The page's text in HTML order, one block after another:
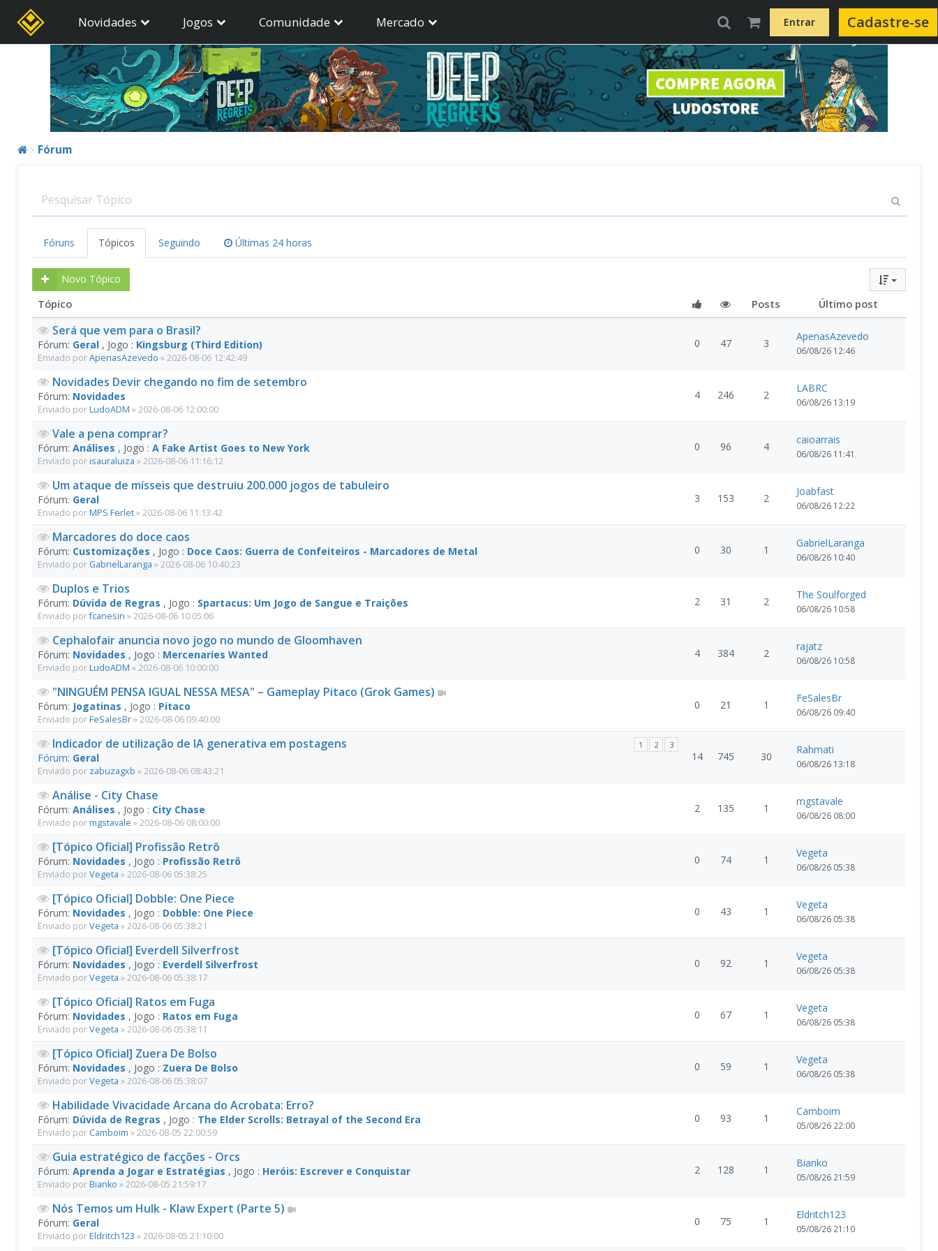
Novidades Jogos Comunidade Mercado Entrar Cadastre-se
Fórum
Fóruns Tópicos Seguindo Últimas 24 horas
Novo Tópico
Tópico Posts Último post
Será que vem para o Brasil?
Fórum: Geral , Jogo : Kingsburg (Third Edition)
Enviado porApenasAzevedo » 2026-08-06 12:42:49
0 47 3
ApenasAzevedo
06/08/26 12:46
Novidades Devir chegando no fim de setembro
Fórum: Novidades
Enviado porLudoADM » 2026-08-06 12:00:00
4 246 2
LABRC
06/08/26 13:19
Vale a pena comprar?
Fórum: Análises , Jogo : A Fake Artist Goes to New York
Enviado porisauraluiza » 2026-08-06 11:16:12
0 96 4
caioarrais
06/08/26 11:41
Um ataque de mísseis que destruiu 200.000 jogos de tabuleiro
Fórum: Geral
Enviado porMPS Ferlet» 2026-08-06 11:13:42
3 153 2
Joabfast
06/08/26 12:22
Marcadores do doce caos
Fórum: Customizações , Jogo : Doce Caos: Guerra de Confeiteiros - Marcadores de Metal
Enviado por GabrielLaranga » 2026-08-06 10:40:23
0 30 1
GabrielLaranga
06/08/26 10:40
Duplos e Trios
Fórum: Dúvida de Regras , Jogo : Spartacus: Um Jogo de Sangue e Traições
Enviado porfcanesin » 2026-08-06 10:05:06
2 31 2
The Soulforged
06/08/26 10:58
Cephalofair anuncia novo jogo no mundo de Gloomhaven
Fórum: Novidades , Jogo : Mercenaries Wanted
Enviado porLudoADM » 2026-08-06 10:00:00
4 384 2
rajatz
06/08/26 10:58
"NINGUÉM PENSA IGUAL NESSA MESA" – Gameplay Pitaco (Grok Games)
Fórum: Jogatinas , Jogo : Pitaco
Enviado porFeSalesBr» 2026-08-06 09:40:00
0 21 1
FeSalesBr
06/08/26 09:40
Indicador de utilização de IA generativa em postagens 1 2 3
Fórum: Geral
Enviado por zabuzagxb » 2026-08-06 08:43:21
14 745 30
Rahmati
06/08/26 13:18
Análise - City Chase
Fórum: Análises , Jogo : City Chase
Enviado pormgstavale » 2026-08-06 08:00:00
2 135 1
mgstavale
06/08/26 08:00
[Tópico Oficial] Profissão Retrô
Fórum: Novidades , Jogo : Profissão Retrô
Enviado porVegeta » 2026-08-06 05:38:25
0 74 1
Vegeta
06/08/26 05:38
[Tópico Oficial] Dobble: One Piece
Fórum: Novidades , Jogo : Dobble: One Piece
Enviado porVegeta » 2026-08-06 05:38:21
0 43 1
Vegeta
06/08/26 05:38
[Tópico Oficial] Everdell Silverfrost
Fórum: Novidades , Jogo : Everdell Silverfrost
Enviado porVegeta » 2026-08-06 05:38:17
0 92 1
Vegeta
06/08/26 05:38
[Tópico Oficial] Ratos em Fuga
Fórum: Novidades , Jogo : Ratos em Fuga
Enviado porVegeta » 2026-08-06 05:38:11
0 67 1
Vegeta
06/08/26 05:38
[Tópico Oficial] Zuera De Bolso
Fórum: Novidades , Jogo : Zuera De Bolso
Enviado porVegeta » 2026-08-06 05:38:07
0 59 1
Vegeta
06/08/26 05:38
Habilidade Vivacidade Arcana do Acrobata: Erro?
Fórum: Dúvida de Regras , Jogo : The Elder Scrolls: Betrayal of the Second Era
Enviado por Camboim » 2026-08-05 22:00:59
0 93 1
Camboim
05/08/26 22:00
Guia estratégico de facções - Orcs
Fórum: Aprenda a Jogar e Estratégias , Jogo : Heróis: Escrever e Conquistar
Enviado porBianko » 2026-08-05 21:59:17
2 128 1
Bianko
05/08/26 21:59
Nós Temos um Hulk - Klaw Expert (Parte 5)
Fórum: Geral
Enviado porEldritch123 » 2026-08-05 21:10:00
0 75 1
Eldritch123
05/08/26 21:10